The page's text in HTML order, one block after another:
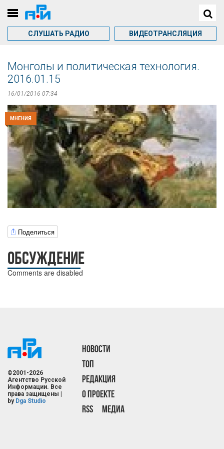
СЛУШАТЬ РАДИО ВИДЕОТРАНСЛЯЦИЯ
Монголы и политическая технология.
2016.01.15
16/01/2016 07:34
МНЕНИЯ
Поделиться
ОБСУЖДЕНИЕ
Comments are disabled
©2001-2026
Агентство Русской
Информации. Все
права защищены |
by Dga Studio
НОВОСТИ
ТОП
РЕДАКЦИЯ
О ПРОЕКТЕ
RSS
МЕДИА